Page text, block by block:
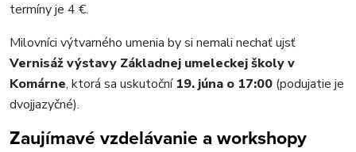
termíny je 4 €.
Milovníci výtvarného umenia by si nemali nechať ujsť
Vernisáž výstavy Základnej umeleckej školy v
Komárne, ktorá sa uskutoční19. júna o 17:00 (podujatie je
dvojjazyčné).
Zaujímavé vzdelávanie a workshopy